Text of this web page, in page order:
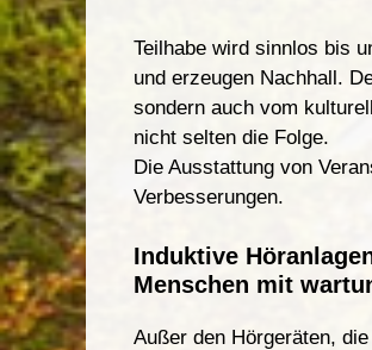
Teilhabe wird sinnlos bis
und erzeugen Nachhall.
sondern auch vom
nicht selten die Folge.
Die Ausstattung von
Verbesserungen.
Induktive
Menschen mit
Außer den Hörgeräten, die